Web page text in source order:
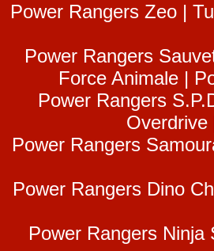
Power Rangers Zeo |
Power Rangers
Force Animale |
Power Rangers
Overdrive
Power Rangers
Power Rangers Dino
Power Rangers